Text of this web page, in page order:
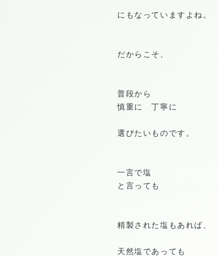
にもなっていますよね。
だからこそ、
普段から
慎重に 丁寧に
選びたいものです。
一言で塩
と言っても
精製された塩もあれば、
天然塩であっても